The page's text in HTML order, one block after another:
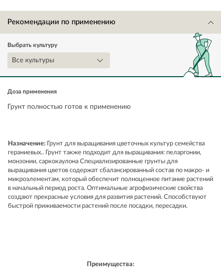
Рекомендации по применению
Выбрать культуру
Все культуры
Доза применения
Грунт полностью готов к применению
Назначение: Грунт для выращивания цветочных культур семейства
гераниевых.. Грунт также подходит для выращивания: пеларгонии,
монзонии, саркокаулона Специализированные грунты для
выращивания цветов содержат сбалансированный состав по макро- и
микроэлементам, который обеспечит полноценное питание растений
в начальный период роста. Оптимальные агрофизические свойства
создают прекрасные условия для развития растений. Способствуют
быстрой приживаемости растений после посадки, пересадки.
Преимущества: